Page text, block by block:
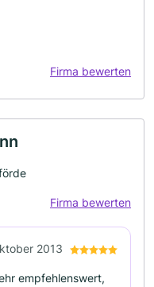
Firma bewerten
Firma bewerten
2013
empfehlenswert,